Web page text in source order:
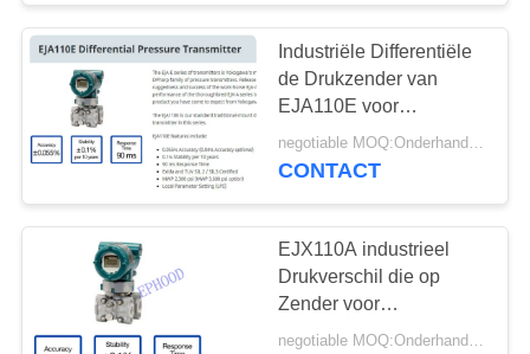
Roestvrij
staalKogelklep
de klep van de
waterpoort
18
Industriële Differentiële
de Drukzender van
EJA110E voor
Niveaumeting
negotiable MOQ:Onderhandeling
CONTACT
EJX110A industrieel
Drukverschil die op
Zender voor
Niveaumeting wijzen
negotiable MOQ:Onderhandeling